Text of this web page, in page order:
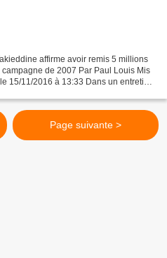
affirme avoir remis 5 millions
de 2007 Par Paul Louis Mis
15/11/2016 à 13:33 Dans un entretien
Page suivante >